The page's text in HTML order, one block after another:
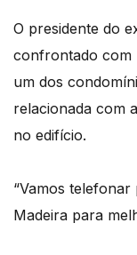
O presidente do
confrontado com
um dos
relacionada com
no edifício.
“Vamos telefonar
Madeira para